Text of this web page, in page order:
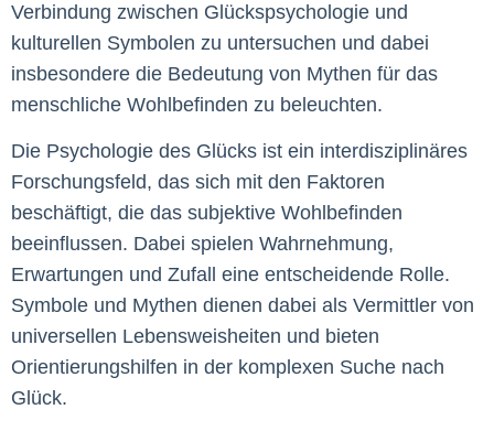
Verbindung zwischen Glückspsychologie und
kulturellen Symbolen zu untersuchen und dabei
insbesondere die Bedeutung von Mythen für das
menschliche Wohlbefinden zu beleuchten.
Die Psychologie des Glücks ist ein interdisziplinäres
Forschungsfeld, das sich mit den Faktoren
beschäftigt, die das subjektive Wohlbefinden
beeinflussen. Dabei spielen Wahrnehmung,
Erwartungen und Zufall eine entscheidende Rolle.
Symbole und Mythen dienen dabei als Vermittler von
universellen Lebensweisheiten und bieten
Orientierungshilfen in der komplexen Suche nach
Glück.